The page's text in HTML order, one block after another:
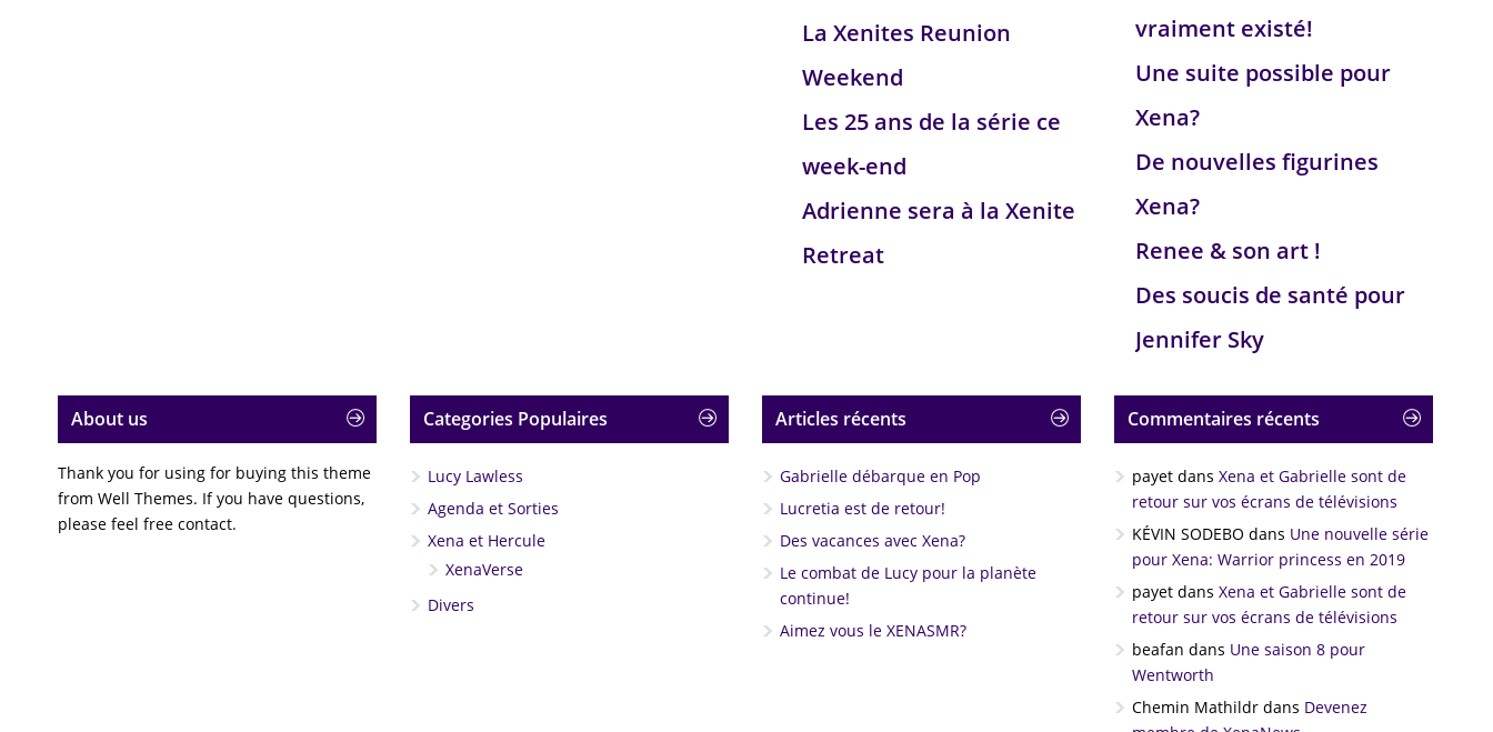
La Xenites Reunion
Weekend
Les 25 ans de la série ce
week-end
Adrienne sera à la Xenite
Retreat
vraiment existé!
Une suite possible pour
Xena?
De nouvelles figurines
Xena?
Renee & son art !
Des soucis de santé pour
Jennifer Sky
About us
Thank you for using for buying this theme
from Well Themes. If you have questions,
please feel free contact.
Categories Populaires
Lucy Lawless
Agenda et Sorties
Xena et Hercule
XenaVerse
Divers
Articles récents
Gabrielle débarque en Pop
Lucretia est de retour!
Des vacances avec Xena?
Le combat de Lucy pour la planète
continue!
Aimez vous le XENASMR?
Commentaires récents
payet dans Xena et Gabrielle sont de
retour sur vos écrans de télévisions
KÉVIN SODEBO dans Une nouvelle série
pour Xena: Warrior princess en 2019
payet dans Xena et Gabrielle sont de
retour sur vos écrans de télévisions
beafan dans Une saison 8 pour
Wentworth
Chemin Mathildr dans Devenez